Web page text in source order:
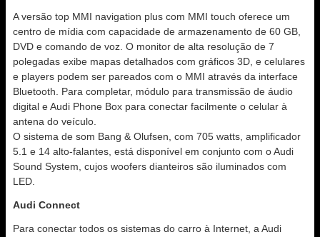
A versão top MMI navigation plus com MMI touch oferece um
centro de mídia com capacidade de armazenamento de 60 GB,
DVD e comando de voz. O monitor de alta resolução de 7
polegadas exibe mapas detalhados com gráficos 3D, e celulares
e players podem ser pareados com o MMI através da interface
Bluetooth. Para completar, módulo para transmissão de áudio
digital e Audi Phone Box para conectar facilmente o celular à
antena do veículo.
O sistema de som Bang & Olufsen, com 705 watts, amplificador
5.1 e 14 alto-falantes, está disponível em conjunto com o Audi
Sound System, cujos woofers dianteiros são iluminados com
LED.
Audi Connect
Para conectar todos os sistemas do carro à Internet, a Audi